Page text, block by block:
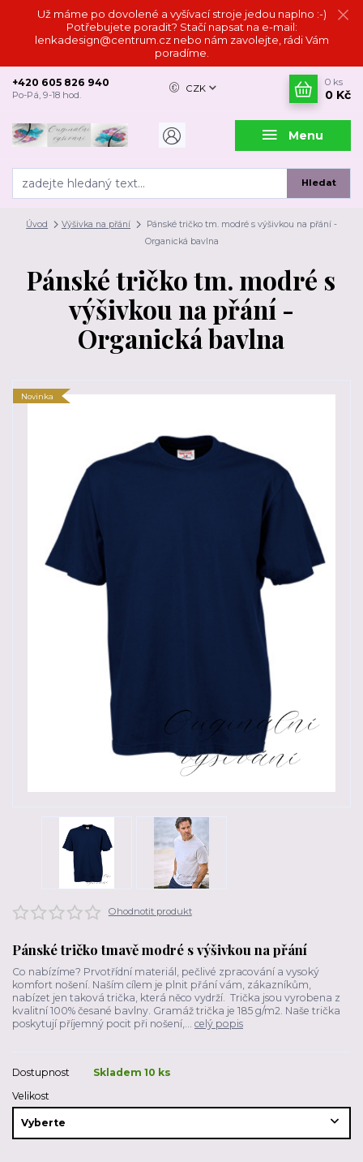
Už máme po dovolené a vyšívací stroje jedou naplno :-)
Potřebujete poradit? Stačí napsat na e-mail:
lenkadesign@centrum.cz nebo nám zavolejte, rádi Vám
poradíme.
Menu
CZK
Hledat
+420 605 826 940
Po-Pá, 9-18 hod.
0 ks
0 Kč
Úvod Výšivka na přání
Pánské tričko tm. modré s výšivkou na přání -
Organická bavlna
Pánské tričko tm. modré s
výšivkou na přání -
Organická bavlna
Novinka
Ohodnotit produkt
Pánské tričko tmavě modré s výšivkou na přání
Co nabízíme? Prvotřídní materiál, pečlivé zpracování a vysoký
komfort nošení. Naším cílem je plnit přání vám, zákazníkům,
nabízet jen taková trička, která něco vydrží. Trička jsou vyrobena z
kvalitní 100% česané bavlny. Gramáž trička je 185 g/m2. Naše trička
poskytují příjemný pocit při nošení,... celý popis
Dostupnost
Skladem 10 ks
Velikost